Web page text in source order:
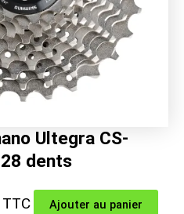
Ultegra CS-
dents
TTC Ajouter au panier